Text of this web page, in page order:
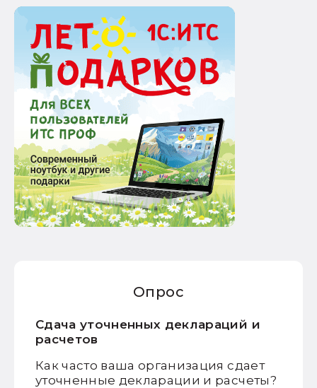
Опрос
Сдача уточненных деклараций и
расчетов
Как часто ваша организация сдает
уточненные декларации и расчеты?